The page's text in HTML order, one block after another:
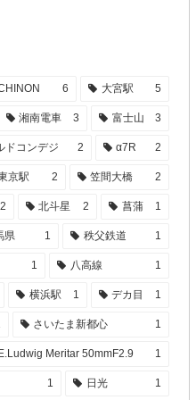
6 大宮駅 5
湘南電車 3 富士山 3
ドコンデジ 2 α7R 2
京駅 2 笠間大橋 2
2 北斗星 2 菖蒲 1
県 1 秩父鉄道 1
1 八高線 1
横浜駅 1 デカ目 1
さいたま新都心 1
Meritar 50mmF2.9 1
1 日光 1